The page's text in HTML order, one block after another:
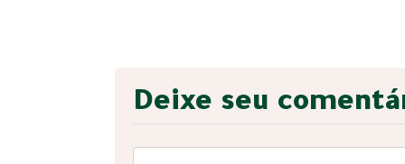
Deixe seu